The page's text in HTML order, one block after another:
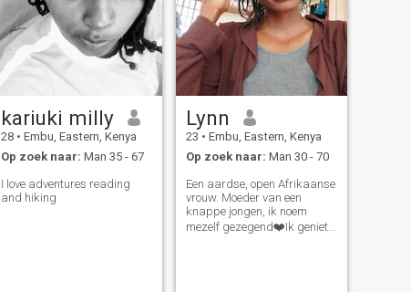
kariuki milly
28 • Embu, Eastern, Kenya
Op zoek naar: Man 35 - 67
I love adventures reading
and hiking
Lynn
23 • Embu, Eastern, Kenya
Op zoek naar: Man 30 - 70
Een aardse, open Afrikaanse
vrouw. Moeder van een
knappe jongen, ik noem
mezelf gezegend❤️Ik geniet